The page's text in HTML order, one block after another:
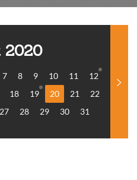
2020
7 8 9 10 11
12
18 19 20 21
22
27 28 29 30 31